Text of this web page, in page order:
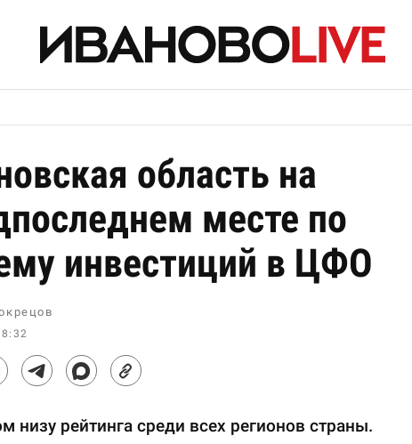
область на
месте по
инвестиций в ЦФО
низу рейтинга среди всех регионов страны.